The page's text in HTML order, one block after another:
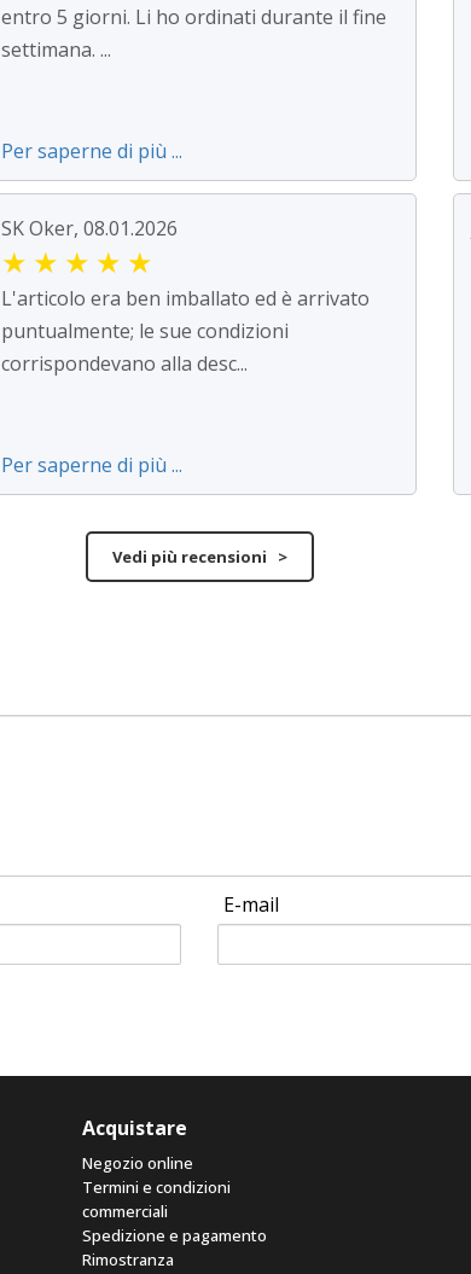
entro 5 giorni. Li ho ordinati durante il fine
settimana. ...
Per saperne di più ...
SK Oker, 08.01.2026
★ ★ ★ ★ ★
L'articolo era ben imballato ed è arrivato
puntualmente; le sue condizioni
corrispondevano alla desc...
Per saperne di più ...
Vedi più recensioni >
E-mail
Acquistare
Negozio online
Termini e condizioni
commerciali
Spedizione e pagamento
Rimostranza